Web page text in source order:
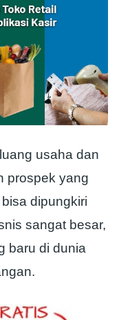
usaha dan
prospek yang
dipungkiri
sangat besar,
baru di dunia